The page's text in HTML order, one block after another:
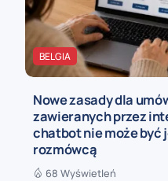
BELGIA
Nowe zasady dla
zawieranych przez
chatbot nie może być
rozmówcą
68 Wyświetleń